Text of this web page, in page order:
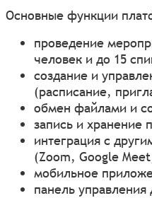
Основные функции
проведение
человек и до 15
создание и
(расписание,
обмен файлами и
запись и хранение
интеграция с
(Zoom, Google
мобильное
панель управления